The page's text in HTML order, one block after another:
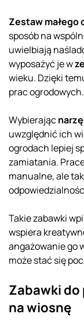
Zestaw małego
sposób na
uwielbiają
wyposażyć je w
wieku. Dzięki
prac ogrodowych.
Wybierając
uwzględnić ich
ogrodach lepiej
zamiatania.
manualne, ale
Takie zabawki
wspiera
angażowanie go
może stać się
Zabawki
na wiosnę